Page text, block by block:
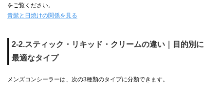
をご覧ください。
青髭と日焼けの関係を見る
2-2.スティック・リキッド・クリームの違い｜目的別に
最適なタイプ
メンズコンシーラーは、次の3種類のタイプに分類できます。